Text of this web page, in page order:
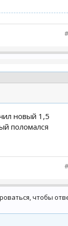
новый 1,5
поломался
чтобы